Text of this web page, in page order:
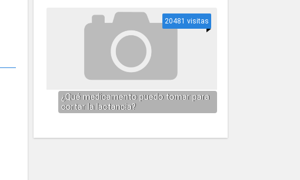
¿Qué medicamento puedo tomar para
cortar la lactancia?
20481 visitas